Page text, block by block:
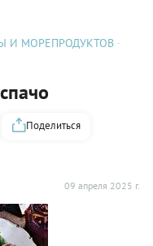
И МОРЕПРОДУКТОВ
09 апреля 2025 г.
Поделиться